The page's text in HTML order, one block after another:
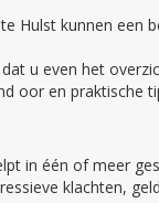
Hulst kunnen een
u even het
oor en praktische
in één of meer
klachten,